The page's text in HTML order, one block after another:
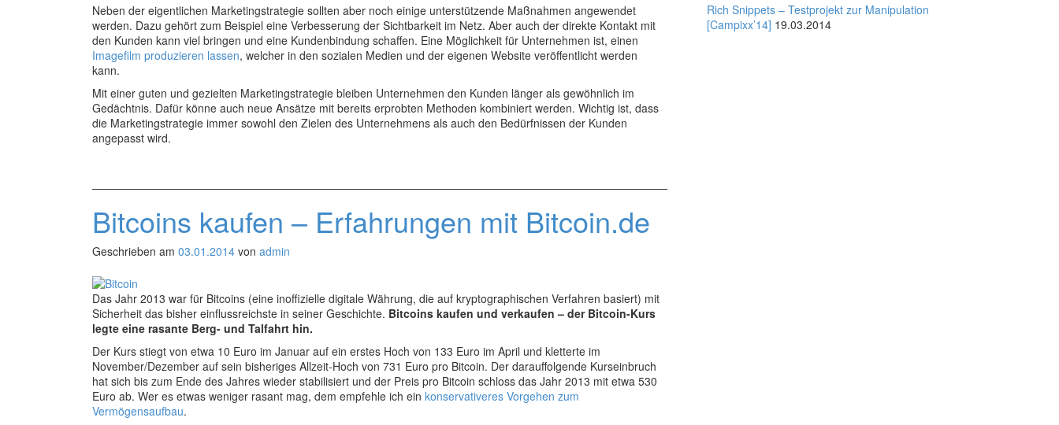
Neben der eigentlichen Marketingstrategie sollten aber noch einige unterstützende Maßnahmen angewendet
werden. Dazu gehört zum Beispiel eine Verbesserung der Sichtbarkeit im Netz. Aber auch der direkte Kontakt mit
den Kunden kann viel bringen und eine Kundenbindung schaffen. Eine Möglichkeit für Unternehmen ist, einen
Imagefilm produzieren lassen, welcher in den sozialen Medien und der eigenen Website veröffentlicht werden
kann.
Mit einer guten und gezielten Marketingstrategie bleiben Unternehmen den Kunden länger als gewöhnlich im
Gedächtnis. Dafür könne auch neue Ansätze mit bereits erprobten Methoden kombiniert werden. Wichtig ist, dass
die Marketingstrategie immer sowohl den Zielen des Unternehmens als auch den Bedürfnissen der Kunden
angepasst wird.
Bitcoins kaufen – Erfahrungen mit Bitcoin.de
Geschrieben am 03.01.2014 von admin
Das Jahr 2013 war für Bitcoins (eine inoffizielle digitale Währung, die auf kryptographischen Verfahren basiert) mit
Sicherheit das bisher einflussreichste in seiner Geschichte. Bitcoins kaufen und verkaufen – der Bitcoin-Kurs
legte eine rasante Berg- und Talfahrt hin.
Der Kurs stiegt von etwa 10 Euro im Januar auf ein erstes Hoch von 133 Euro im April und kletterte im
November/Dezember auf sein bisheriges Allzeit-Hoch von 731 Euro pro Bitcoin. Der darauffolgende Kurseinbruch
hat sich bis zum Ende des Jahres wieder stabilisiert und der Preis pro Bitcoin schloss das Jahr 2013 mit etwa 530
Euro ab. Wer es etwas weniger rasant mag, dem empfehle ich ein konservativeres Vorgehen zum
Vermögensaufbau.
Rich Snippets – Testprojekt zur Manipulation
[Campixx’14] 19.03.2014